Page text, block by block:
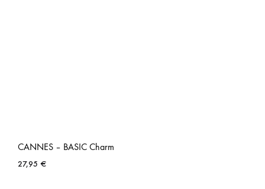
CANNES – BASIC Charm
27,95 €